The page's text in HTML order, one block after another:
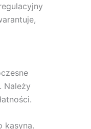
Należy
kasyna.